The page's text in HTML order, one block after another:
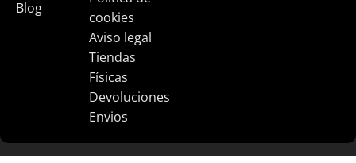
Blog
cookies
Aviso legal
Tiendas
Físicas
Devoluciones
Envios